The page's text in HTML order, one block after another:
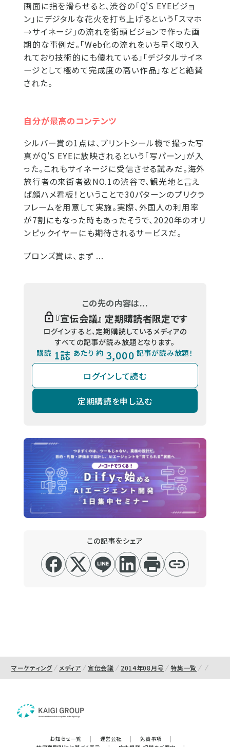
画面に指を滑らせると、渋谷の「Q'S EYEビジョ
ン」にデジタルな花火を打ち上げるという「スマホ
→サイネージ」の流れを街頭ビジョンで作った画
期的な事例だ。「Web化の流れをいち早く取り入
れており技術的にも優れている」「デジタルサイネ
ージとして極めて完成度の高い作品」などと絶賛
された。
自分が最高のコンテンツ
シルバー賞の1点は、プリントシール機で撮った写
真がQ'S EYEに放映されるという「写パーン」が入
った。これもサイネージに受信させる試みだ。海外
旅行者の来街者数NO.1の渋谷で、観光地と言え
ば顔ハメ看板！ということで30パターンのプリクラ
フレームを用意して実施。実際、外国人の利用率
が7割にもなった時もあったそうで、2020年のオリ
ンピックイヤーにも期待されるサービスだ。
ブロンズ賞は、まず ...
この先の内容は...
『宣伝会議』 定期購読者限定です
ログインすると、定期購読しているメディアの
すべての記事が読み放題となります。
購読 1誌 あたり 約 3,000 記事が読み放題！
ログインして読む
定期購読を申し込む
この記事をシェア
マーケティング メディア 宣伝会議 2014年08月号 特集一覧
お知らせ一覧 | 運営会社 | 免責事項
|